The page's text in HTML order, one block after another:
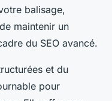
balisage,
maintenir un
du SEO avancé.
et du
pour